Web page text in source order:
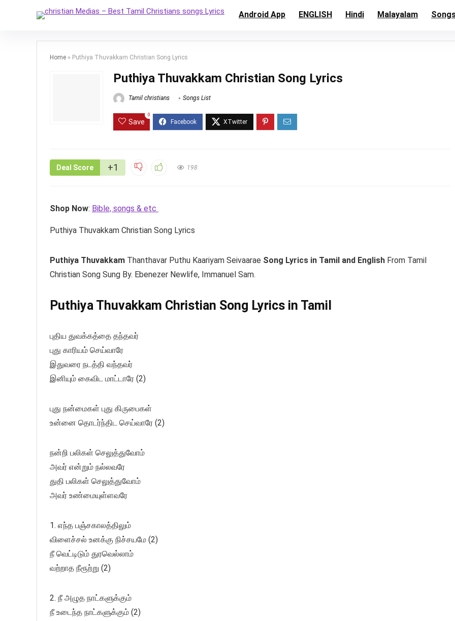
Android App ENGLISH Hindi Malayalam
Home » Puthiya Thuvakkam Christian Song Lyrics
Puthiya Thuvakkam Christian Song Lyrics
Tamil christians Songs List
Save
0
Deal Score +1 198
Shop Now: Bible, songs & etc
Puthiya Thuvakkam Christian Song Lyrics
Puthiya Thuvakkam Thanthavar Puthu Kaariyam Seivaarae Song Lyrics in Tamil and English From Tamil
Christian Song Sung By. Ebenezer Newlife, Immanuel Sam.
Puthiya Thuvakkam Christian Song Lyrics in Tamil
புதிய துவக்கத்தை தந்தவர்
புது காரியம் செய்வாரே
இதுவரை நடத்தி வந்தவர்
இனியும் கைவிட மாட்டாரே (2)
புது நன்மைகள் புது கிருபைகள்
உன்னை தொடர்ந்திட செய்வாரே (2)
நன்றி பலிகள் செலுத்துவோம்
அவர் என்றும் நல்லவரே
துதி பலிகள் செலுத்துவோம்
அவர் உண்மையுள்ளவரே
1. எந்த பஞ்சகாலத்திலும்
விளைச்சல் உனக்கு நிச்சயமே (2)
நீ வெட்டிடும் துரவெல்லாம்
வற்றாத நீரூற்று (2)
2. நீ அழுத நாட்களுக்கும்
நீ உடைந்த நாட்களுக்கும் (2)